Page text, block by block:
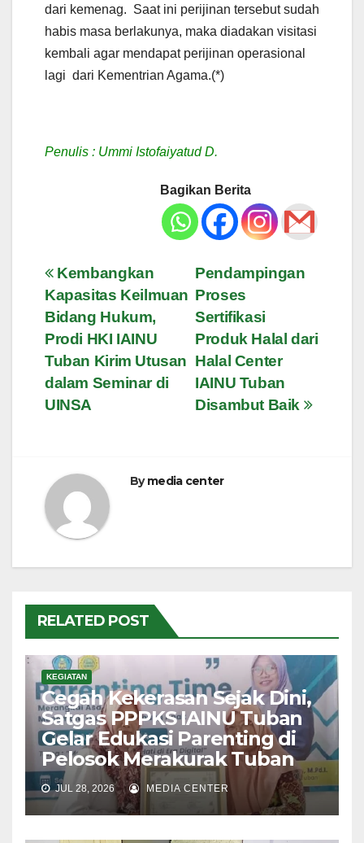
dari kemenag. Saat ini perijinan tersebut sudah
habis masa berlakunya, maka diadakan visitasi
kembali agar mendapat perijinan operasional
lagi dari Kementrian Agama.(*)
Penulis : Ummi Istofaiyatud D.
Bagikan Berita
Navigasi
pos
Pendampingan
Proses
Sertifikasi
Produk Halal dari
Halal Center
IAINU Tuban
Disambut Baik
Kembangkan
Kapasitas Keilmuan
Bidang Hukum,
Prodi HKI IAINU
Tuban Kirim Utusan
dalam Seminar di
UINSA
Bymedia center
RELATED POST
KEGIATAN
Cegah Kekerasan Sejak Dini,
Satgas PPPKS IAINU Tuban
Gelar Edukasi Parenting di
Pelosok Merakurak Tuban
JUL 28, 2026 MEDIA CENTER